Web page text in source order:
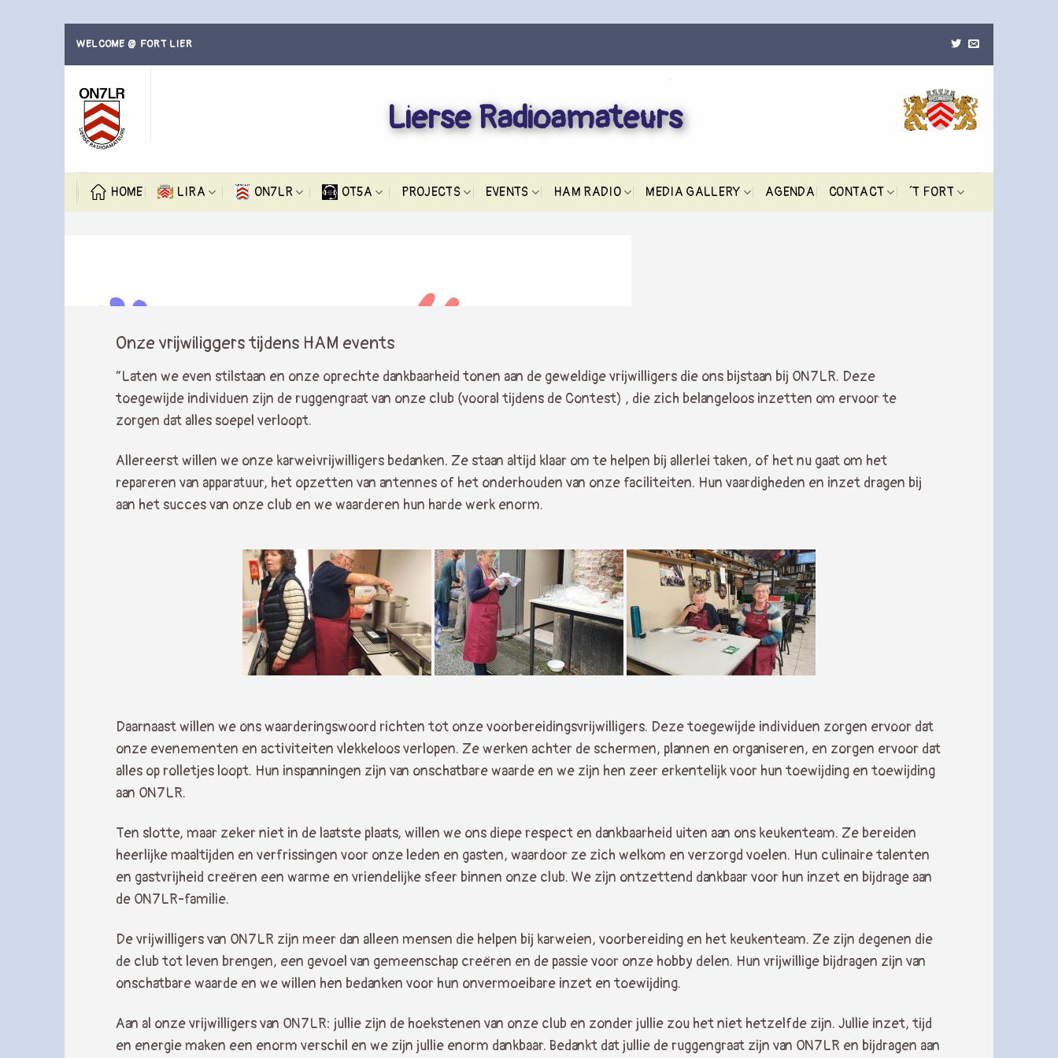
WELCOME @ FORT LIER
Lierse Radioamateurs
HOME LIRA ON7LR OT5A PROJECTS EVENTS HAM RADIO MEDIA GALLERY AGENDA CONTACT ´T FORT
Onze vrijwiliggers tijdens HAM events
“Laten we even stilstaan en onze oprechte dankbaarheid tonen aan de geweldige vrijwilligers die ons bijstaan bij ON7LR. Deze
toegewijde individuen zijn de ruggengraat van onze club (vooral tijdens de Contest) , die zich belangeloos inzetten om ervoor te
zorgen dat alles soepel verloopt.
Allereerst willen we onze karweivrijwilligers bedanken. Ze staan altijd klaar om te helpen bij allerlei taken, of het nu gaat om het
repareren van apparatuur, het opzetten van antennes of het onderhouden van onze faciliteiten. Hun vaardigheden en inzet dragen bij
aan het succes van onze club en we waarderen hun harde werk enorm.
Daarnaast willen we ons waarderingswoord richten tot onze voorbereidingsvrijwilligers. Deze toegewijde individuen zorgen ervoor dat
onze evenementen en activiteiten vlekkeloos verlopen. Ze werken achter de schermen, plannen en organiseren, en zorgen ervoor dat
alles op rolletjes loopt. Hun inspanningen zijn van onschatbare waarde en we zijn hen zeer erkentelijk voor hun toewijding en toewijding
aan ON7LR.
Ten slotte, maar zeker niet in de laatste plaats, willen we ons diepe respect en dankbaarheid uiten aan ons keukenteam. Ze bereiden
heerlijke maaltijden en verfrissingen voor onze leden en gasten, waardoor ze zich welkom en verzorgd voelen. Hun culinaire talenten
en gastvrijheid creëren een warme en vriendelijke sfeer binnen onze club. We zijn ontzettend dankbaar voor hun inzet en bijdrage aan
de ON7LR-familie.
De vrijwilligers van ON7LR zijn meer dan alleen mensen die helpen bij karweien, voorbereiding en het keukenteam. Ze zijn degenen die
de club tot leven brengen, een gevoel van gemeenschap creëren en de passie voor onze hobby delen. Hun vrijwillige bijdragen zijn van
onschatbare waarde en we willen hen bedanken voor hun onvermoeibare inzet en toewijding.
Aan al onze vrijwilligers van ON7LR: jullie zijn de hoekstenen van onze club en zonder jullie zou het niet hetzelfde zijn. Jullie inzet, tijd
en energie maken een enorm verschil en we zijn jullie enorm dankbaar. Bedankt dat jullie de ruggengraat zijn van ON7LR en bijdragen aan